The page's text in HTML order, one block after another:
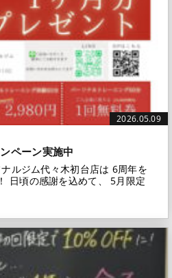
2026.05.09
ペーン実施中
ルジム代々木初台店は 6周年を
日頃の感謝を込めて、 5月限定